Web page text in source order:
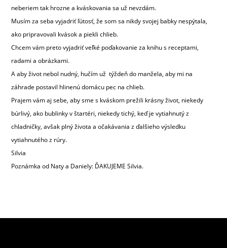
neberiem tak hrozne a kváskovania sa už nevzdám.
Musím za seba vyjadriť ľútosť, že som sa nikdy svojej babky nespýtala,
ako pripravovali kvások a piekli chlieb.
Chcem vám preto vyjadriť veľké poďakovanie za knihu s receptami,
radami a obrázkami.
A aby život nebol nudný, hučím už týždeň do manžela, aby mi na
záhrade postavil hlinenú domácu pec na chlieb.
Prajem vám aj sebe, aby sme s kváskom prežili krásny život, niekedy
búrlivý, ako bublinky v štartéri, niekedy tichý, keď je vytiahnutý z
chladničky, avšak plný života a očakávania z ďalšieho výsledku
vytiahnutého z rúry.
Silvia
Poznámka od Naty a Daniely: ĎAKUJEME Silvia.